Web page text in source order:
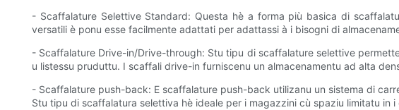
- Scaffalature Selettive Standard: Questa hè a forma più basica di
versatili è ponu esse facilmente adattati per adattassi à i bisogni di
- Scaffalature Drive-in/Drive-through: Stu tipu di scaffalature selettive
u listessu pruduttu. I scaffali drive-in furniscenu un almacenamentu ad alta
- Scaffalature push-back: E scaffalature push-back utilizanu un sistema di
Stu tipu di scaffalatura selettiva hè ideale per i magazzini cù spaziu limitatu in